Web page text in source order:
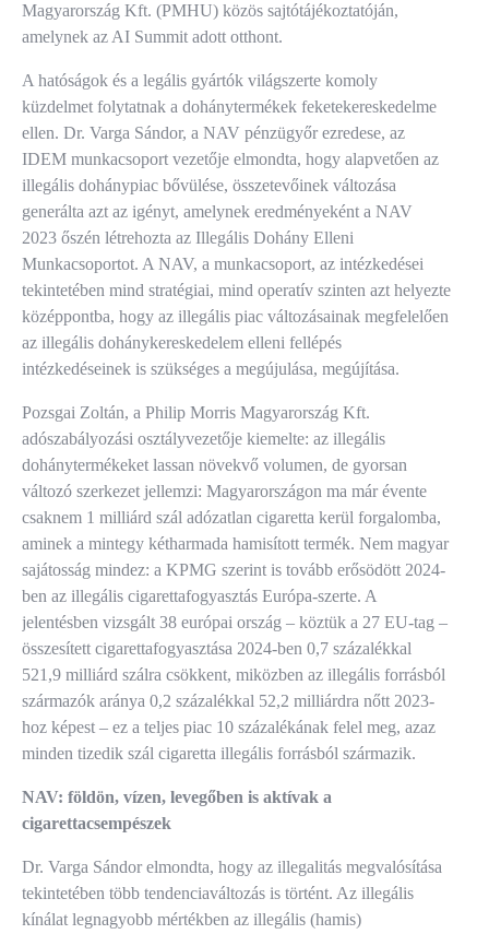
Magyarország Kft. (PMHU) közös sajtótájékoztatóján,
amelynek az AI Summit adott otthont.
A hatóságok és a legális gyártók világszerte komoly
küzdelmet folytatnak a dohánytermékek feketekereskedelme
ellen. Dr. Varga Sándor, a NAV pénzügyőr ezredese, az
IDEM munkacsoport vezetője elmondta, hogy alapvetően az
illegális dohánypiac bővülése, összetevőinek változása
generálta azt az igényt, amelynek eredményeként a NAV
2023 őszén létrehozta az Illegális Dohány Elleni
Munkacsoportot. A NAV, a munkacsoport, az intézkedései
tekintetében mind stratégiai, mind operatív szinten azt helyezte
középpontba, hogy az illegális piac változásainak megfelelően
az illegális dohánykereskedelem elleni fellépés
intézkedéseinek is szükséges a megújulása, megújítása.
Pozsgai Zoltán, a Philip Morris Magyarország Kft.
adószabályozási osztályvezetője kiemelte: az illegális
dohánytermékeket lassan növekvő volumen, de gyorsan
változó szerkezet jellemzi: Magyarországon ma már évente
csaknem 1 milliárd szál adózatlan cigaretta kerül forgalomba,
aminek a mintegy kétharmada hamisított termék. Nem magyar
sajátosság mindez: a KPMG szerint is tovább erősödött 2024-
ben az illegális cigarettafogyasztás Európa-szerte. A
jelentésben vizsgált 38 európai ország – köztük a 27 EU-tag –
összesített cigarettafogyasztása 2024-ben 0,7 százalékkal
521,9 milliárd szálra csökkent, miközben az illegális forrásból
származók aránya 0,2 százalékkal 52,2 milliárdra nőtt 2023-
hoz képest – ez a teljes piac 10 százalékának felel meg, azaz
minden tizedik szál cigaretta illegális forrásból származik.
NAV: földön, vízen, levegőben is aktívak a
cigarettacsempészek
Dr. Varga Sándor elmondta, hogy az illegalitás megvalósítása
tekintetében több tendenciaváltozás is történt. Az illegális
kínálat legnagyobb mértékben az illegális (hamis)